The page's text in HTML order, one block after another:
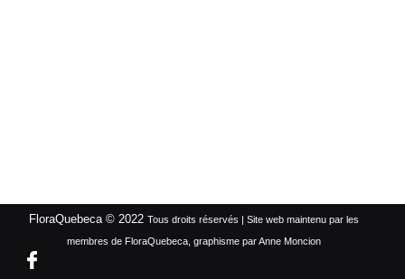
FloraQuebeca © 2022 Tous droits réservés | Site web maintenu par les
membres de FloraQuebeca, graphisme par Anne Moncion